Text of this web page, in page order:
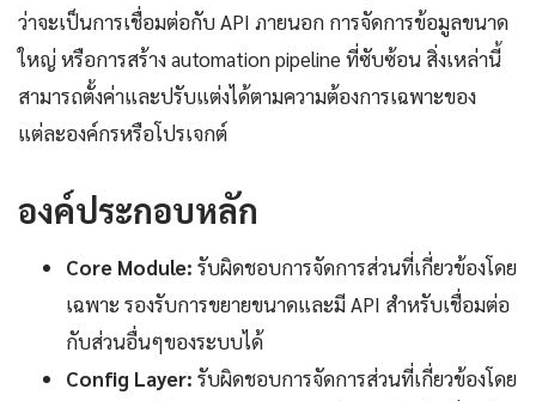
ว่าจะเป็นการเชื่อมต่อกับ API ภายนอก การจัดการข้อมูลขนาด
ใหญ่ หรือการสร้าง automation pipeline ที่ซับซ้อน สิ่งเหล่านี้
สามารถตั้งค่าและปรับแต่งได้ตามความต้องการเฉพาะของ
แต่ละองค์กรหรือโปรเจกต์
องค์ประกอบหลัก
Core Module: รับผิดชอบการจัดการส่วนที่เกี่ยวข้องโดย
เฉพาะ รองรับการขยายขนาดและมี API สำหรับเชื่อมต่อ
กับส่วนอื่นๆของระบบได้
Config Layer: รับผิดชอบการจัดการส่วนที่เกี่ยวข้องโดย